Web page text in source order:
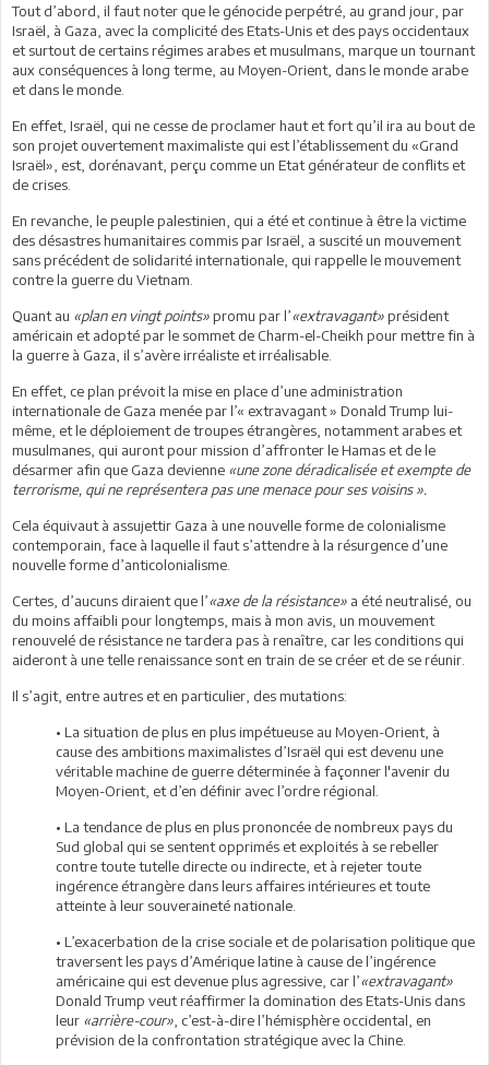
Tout d’abord, il faut noter que le génocide perpétré, au grand jour, par
Israël, à Gaza, avec la complicité des Etats-Unis et des pays occidentaux
et surtout de certains régimes arabes et musulmans, marque un tournant
aux conséquences à long terme, au Moyen-Orient, dans le monde arabe
et dans le monde.
En effet, Israël, qui ne cesse de proclamer haut et fort qu’il ira au bout de
son projet ouvertement maximaliste qui est l’établissement du «Grand
Israël», est, dorénavant, perçu comme un Etat générateur de conflits et
de crises.
En revanche, le peuple palestinien, qui a été et continue à être la victime
des désastres humanitaires commis par Israël, a suscité un mouvement
sans précédent de solidarité internationale, qui rappelle le mouvement
contre la guerre du Vietnam.
Quant au «plan en vingt points»promu par l’«extravagant»président
américain et adopté par le sommet de Charm-el-Cheikh pour mettre fin à
la guerre à Gaza, il s’avère irréaliste et irréalisable.
En effet, ce plan prévoit la mise en place d’une administration
internationale de Gaza menée par l’« extravagant » Donald Trump lui-
même, et le déploiement de troupes étrangères, notamment arabes et
musulmanes, qui auront pour mission d’affronter le Hamas et de le
désarmer afin que Gaza devienne «une zone déradicalisée et exempte de
terrorisme, qui ne représentera pas une menace pour ses voisins ».
Cela équivaut à assujettir Gaza à une nouvelle forme de colonialisme
contemporain, face à laquelle il faut s’attendre à la résurgence d’une
nouvelle forme d’anticolonialisme.
Certes, d’aucuns diraient que l’«axe de la résistance» a été neutralisé, ou
du moins affaibli pour longtemps, mais à mon avis, un mouvement
renouvelé de résistance ne tardera pas à renaître, car les conditions qui
aideront à une telle renaissance sont en train de se créer et de se réunir.
Il s’agit, entre autres et en particulier, des mutations:
• La situation de plus en plus impétueuse au Moyen-Orient, à
cause des ambitions maximalistes d’Israël qui est devenu une
véritable machine de guerre déterminée à façonner l'avenir du
Moyen-Orient, et d’en définir avec l’ordre régional.
• La tendance de plus en plus prononcée de nombreux pays du
Sud global qui se sentent opprimés et exploités à se rebeller
contre toute tutelle directe ou indirecte, et à rejeter toute
ingérence étrangère dans leurs affaires intérieures et toute
atteinte à leur souveraineté nationale.
• L’exacerbation de la crise sociale et de polarisation politique que
traversent les pays d’Amérique latine à cause de l’ingérence
américaine qui est devenue plus agressive, car l’«extravagant»
Donald Trump veut réaffirmer la domination des Etats-Unis dans
leur «arrière-cour» , c’est-à-dire l’hémisphère occidental, en
prévision de la confrontation stratégique avec la Chine.